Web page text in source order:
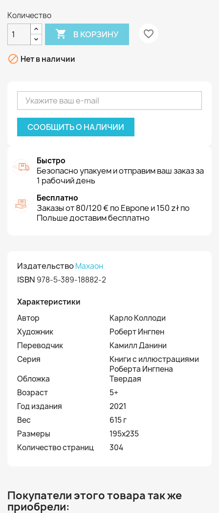
Количество
 В КОРЗИНУ favorite_border
 Нет в наличии
СООБЩИТЬ О НАЛИЧИИ
Быстро
Безопасно упакуем и отправим ваш заказ за
1 рабочий день
Бесплатно
Заказы от 80/120 € по Европе и 150 zł по
Польше доставим бесплатно
ИздательствоМахаон
ISBN 978-5-389-18882-2
Характеристики
Автор
Карло Коллоди
Художник
Роберт Ингпен
Переводчик
Камилл Данини
Серия
Книги с иллюстрациями
Роберта Ингпена
Обложка
Твердая
Возраст
5+
Год издания
2021
Вес
615 г
Размеры
195х235
Количество страниц
304
Покупатели этого товара так же
приобрели: